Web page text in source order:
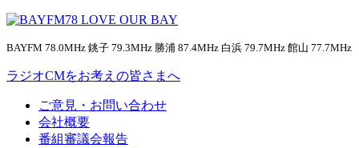
BAYFM 78.0MHz 銚子 79.3MHz 勝浦 87.4MHz 白浜 79.7MHz 館山 77.7MHz
ラジオCMをお考えの皆さまへ
ご意見・お問い合わせ
会社概要
番組審議会報告